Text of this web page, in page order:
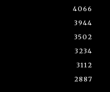
4066
3944
3502
3234
3112
2887